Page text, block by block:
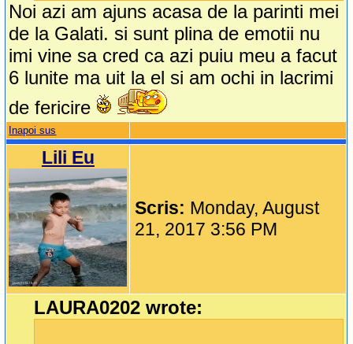
Noi azi am ajuns acasa de la parinti mei
de la Galati. si sunt plina de emotii nu
imi vine sa cred ca azi puiu meu a facut
6 lunite ma uit la el si am ochi in lacrimi
de fericire
Inapoi sus
Lili Eu
Scris: Monday, August
21, 2017 3:56 PM
LAURA0202 wrote: